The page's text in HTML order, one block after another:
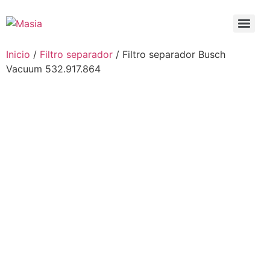
Inicio / Filtro separador / Filtro separador Busch
Vacuum 532.917.864